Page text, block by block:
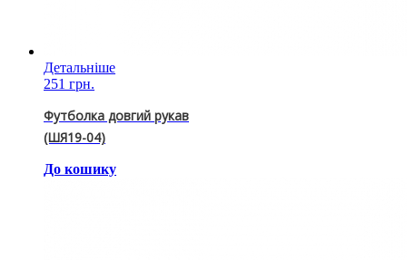
Детальніше
251 грн.
Футболка довгий рукав
(ШЯ19-04)
До кошику